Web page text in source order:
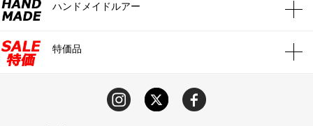
ハンドメイドルアー
特価品